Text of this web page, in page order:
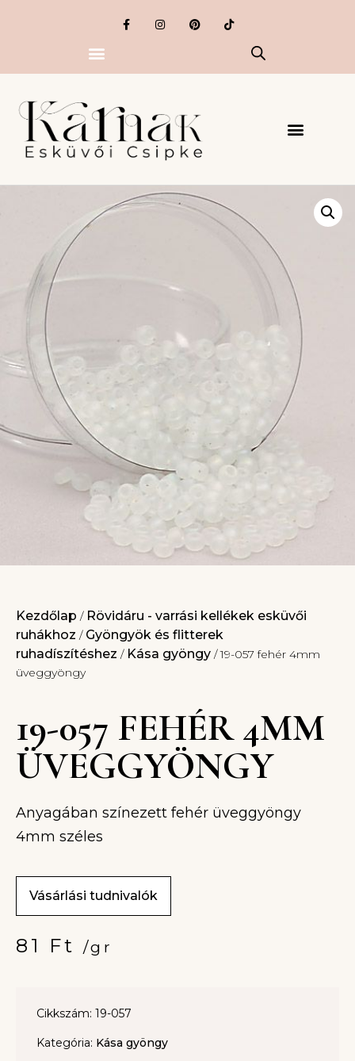
Kezdőlap / Rövidáru - varrási kellékek esküvői
ruhákhoz / Gyöngyök és flitterek
ruhadíszítéshez / Kása gyöngy / 19-057 fehér 4mm
üveggyöngy
19-057 FEHÉR 4MM
ÜVEGGYÖNGY
Anyagában színezett fehér üveggyöngy
4mm széles
Vásárlási tudnivalók
81 Ft /gr
Cikkszám: 19-057
Kategória: Kása gyöngy